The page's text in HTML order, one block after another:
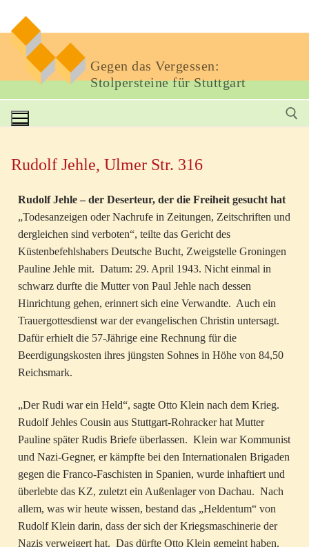
Gegen das Vergessen:
Stolpersteine für Stuttgart
Rudolf Jehle, Ulmer Str. 316
Rudolf Jehle – der Deserteur, der die Freiheit gesucht hat
„Todesanzeigen oder Nachrufe in Zeitungen, Zeitschriften und
dergleichen sind verboten“, teilte das Gericht des
Küstenbefehlshabers Deutsche Bucht, Zweigstelle Groningen
Pauline Jehle mit. Datum: 29. April 1943. Nicht einmal in
schwarz durfte die Mutter von Paul Jehle nach dessen
Hinrichtung gehen, erinnert sich eine Verwandte. Auch ein
Trauergottesdienst war der evangelischen Christin untersagt.
Dafür erhielt die 57-Jährige eine Rechnung für die
Beerdigungskosten ihres jüngsten Sohnes in Höhe von 84,50
Reichsmark.
„Der Rudi war ein Held“, sagte Otto Klein nach dem Krieg.
Rudolf Jehles Cousin aus Stuttgart-Rohracker hat Mutter
Pauline später Rudis Briefe überlassen. Klein war Kommunist
und Nazi-Gegner, er kämpfte bei den Internationalen Brigaden
gegen die Franco-Faschisten in Spanien, wurde inhaftiert und
überlebte das KZ, zuletzt ein Außenlager von Dachau. Nach
allem, was wir heute wissen, bestand das „Heldentum“ von
Rudolf Klein darin, dass der sich der Kriegsmaschinerie der
Nazis verweigert hat. Das dürfte Otto Klein gemeint haben.